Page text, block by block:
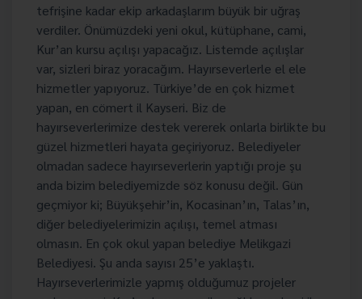
tefrişine kadar ekip arkadaşlarım büyük bir uğraş
verdiler. Önümüzdeki yeni okul, kütüphane, cami,
Kur’an kursu açılışı yapacağız. Listemde açılışlar
var, sizleri biraz yoracağım. Hayırseverlerle el ele
hizmetler yapıyoruz. Türkiye’de en çok hizmet
yapan, en cömert il Kayseri. Biz de
hayırseverlerimize destek vererek onlarla birlikte bu
güzel hizmetleri hayata geçiriyoruz. Belediyeler
olmadan sadece hayırseverlerin yaptığı proje şu
anda bizim belediyemizde söz konusu değil. Gün
geçmiyor ki; Büyükşehir’in, Kocasinan’ın, Talas’ın,
diğer belediyelerimizin açılışı, temel atması
olmasın. En çok okul yapan belediye Melikgazi
Belediyesi. Şu anda sayısı 25’e yaklaştı.
Hayırseverlerimizle yapmış olduğumuz projeler